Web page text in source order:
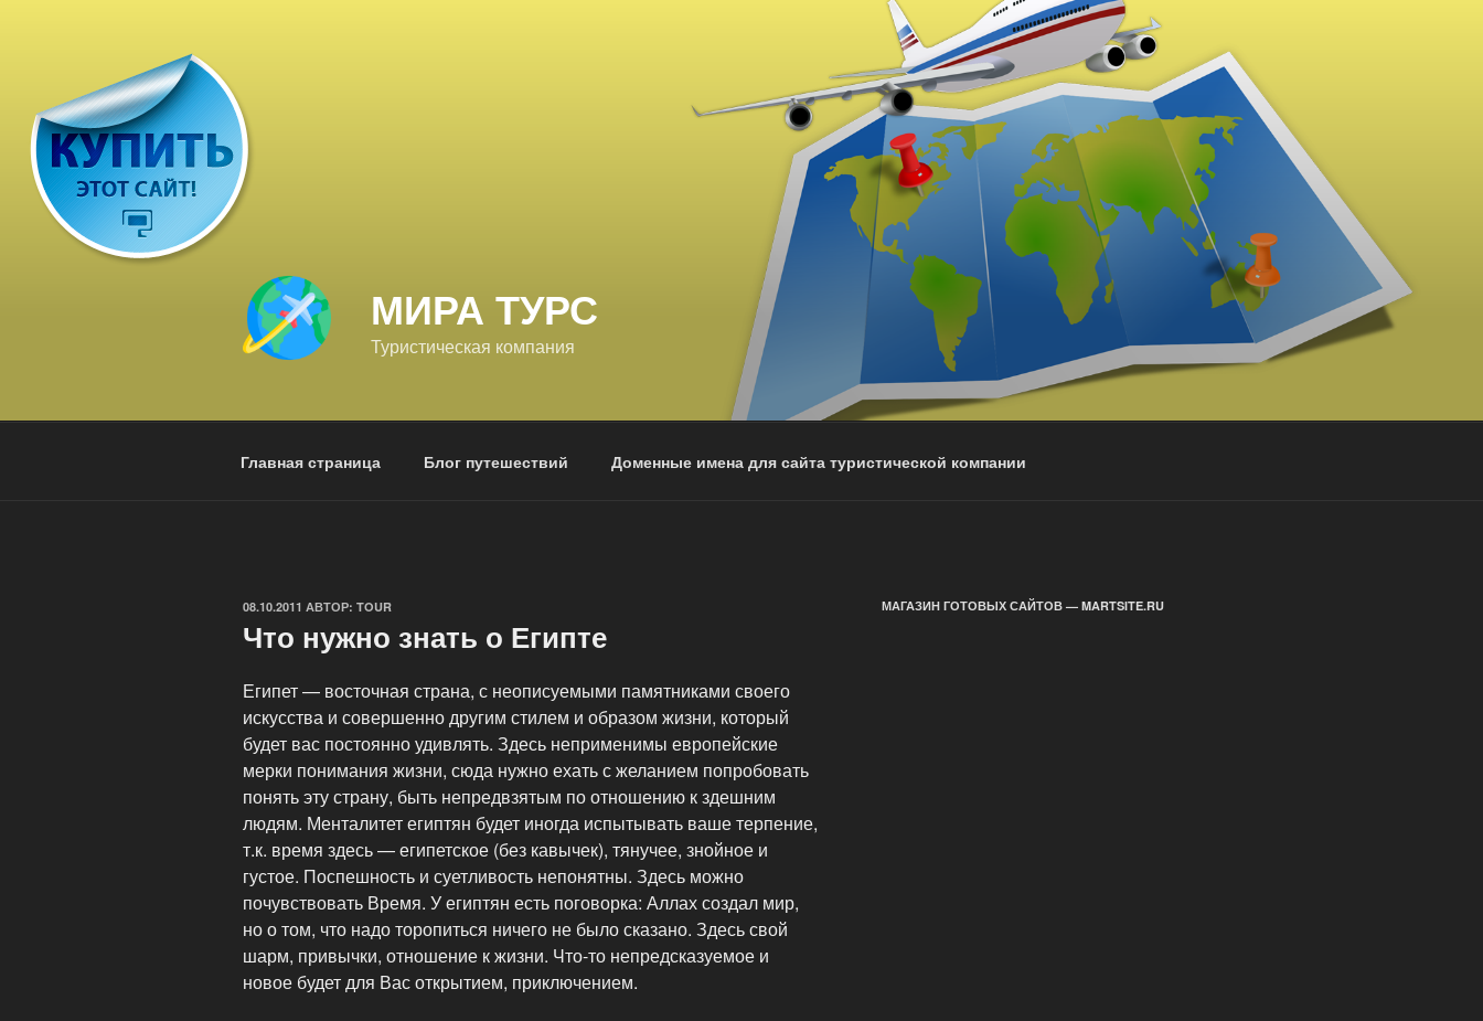
МИРА ТУРС
Туристическая компания
Главная страница Блог путешествий Доменные имена для сайта туристической компании
ОПУБЛИКОВАНО
08.10.2011 АВТОР: TOUR
Что нужно знать о Египте
Египет — восточная страна, с неописуемыми памятниками своего
искусства и совершенно другим стилем и образом жизни, который
будет вас постоянно удивлять. Здесь неприменимы европейские
мерки понимания жизни, сюда нужно ехать с желанием попробовать
понять эту страну, быть непредвзятым по отношению к здешним
людям. Менталитет египтян будет иногда испытывать ваше терпение,
т.к. время здесь — египетское (без кавычек), тянучее, знойное и
густое. Поспешность и суетливость непонятны. Здесь можно
почувствовать Время. У египтян есть поговорка: Аллах создал мир,
но о том, что надо торопиться ничего не было сказано. Здесь свой
шарм, привычки, отношение к жизни. Что-то непредсказуемое и
новое будет для Вас открытием, приключением.
МАГАЗИН ГОТОВЫХ САЙТОВ — MARTSITE.RU